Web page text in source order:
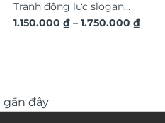
₫
Tranh động lực slogan
truyền cảm hứng trang trí
1.150.000 ₫ – 1.750.000 ₫
gần đây